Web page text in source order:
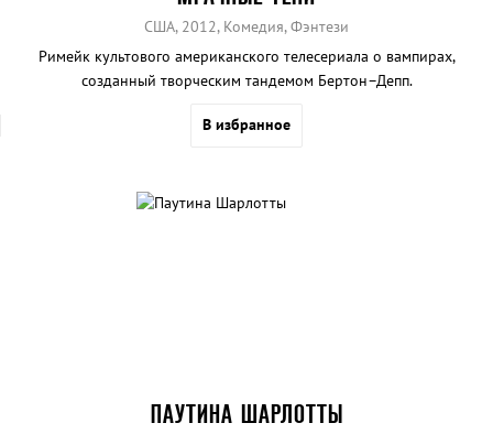
США, 2012, Комедия, Фэнтези
Римейк культового американского телесериала о вампирах,
созданный творческим тандемом Бертон–Депп.
В избранное
ПАУТИНА ШАРЛОТТЫ